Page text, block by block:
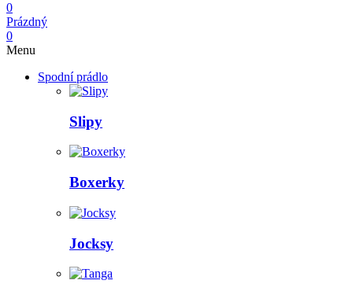
0
Prázdný
0
Menu
Spodní prádlo
Slipy
Boxerky
Jocksy